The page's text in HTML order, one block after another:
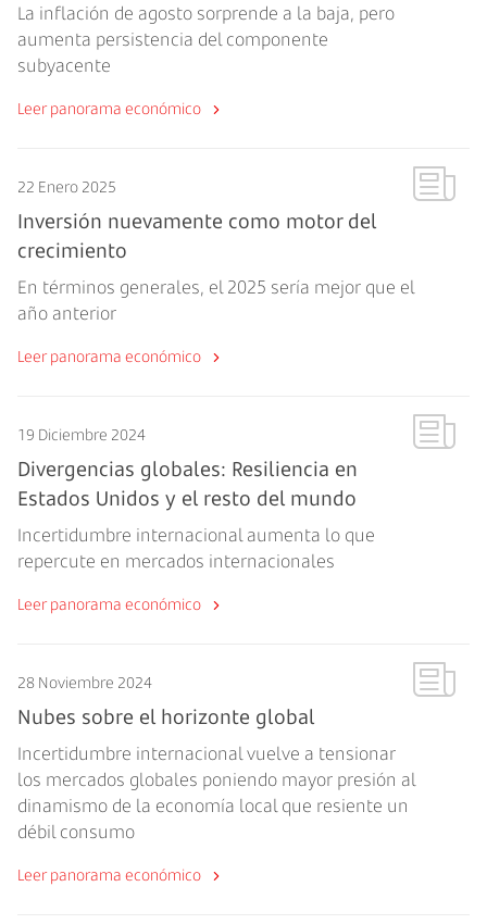
La inflación de agosto sorprende a la baja, pero
aumenta persistencia del componente
subyacente
Leer panorama económico
22 Enero 2025
Inversión nuevamente como motor del
crecimiento
En términos generales, el 2025 sería mejor que el
año anterior
Leer panorama económico
19 Diciembre 2024
Divergencias globales: Resiliencia en
Estados Unidos y el resto del mundo
Incertidumbre internacional aumenta lo que
repercute en mercados internacionales
Leer panorama económico
28 Noviembre 2024
Nubes sobre el horizonte global
Incertidumbre internacional vuelve a tensionar
los mercados globales poniendo mayor presión al
dinamismo de la economía local que resiente un
débil consumo
Leer panorama económico